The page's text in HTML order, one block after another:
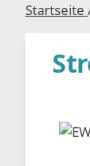
Startseite